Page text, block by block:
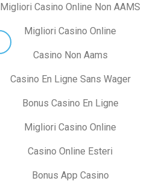
Migliori Casino Online Non AAMS
Migliori Casino Online
Casino Non Aams
Casino En Ligne Sans Wager
Bonus Casino En Ligne
Migliori Casino Online
Casino Online Esteri
Bonus App Casino